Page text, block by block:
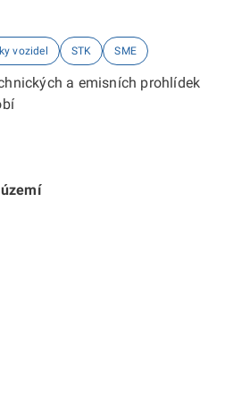
vozidel STK SME
a emisních prohlídek